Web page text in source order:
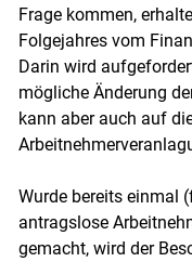
Frage kommen,
Folgejahres vom
Darin wird
mögliche Änderung
kann aber auch auf
Wurde bereits einmal
antragslose
gemacht, wird der